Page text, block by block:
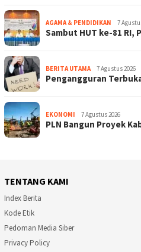
AGAMA & PENDIDIKAN 7
Sambut HUT ke-81 RI,
BERITA UTAMA 7 Agustus 2026
Pengangguran
EKONOMI 7 Agustus 2026
PLN Bangun Proyek
TENTANG KAMI
Index Berita
Kode Etik
Pedoman Media Siber
Privacy Policy